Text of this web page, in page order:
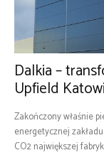
Dalkia –
Upfield
Zakończony właśnie
energetycznej
CO2 największej